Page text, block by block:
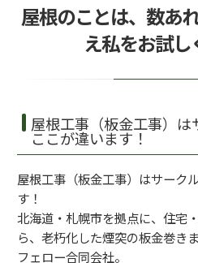
屋根のことは、数あ
え私をお試し
屋根工事（板金工事）は
ここが違います！
屋根工事（板金工事）はサーク
す！
北海道・札幌市を拠点に、住宅
ら、老朽化した煙突の板金巻き
フェロー合同会社。